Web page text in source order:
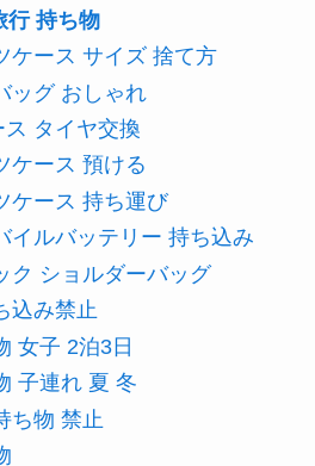
行 持ち物
ケース サイズ 捨て方
ッグ おしゃれ
タイヤ交換
ケース 預ける
ケース 持ち運び
イルバッテリー 持ち込み
ク ショルダーバッグ
込み禁止
女子 2泊3日
子連れ 夏 冬
ち物 禁止